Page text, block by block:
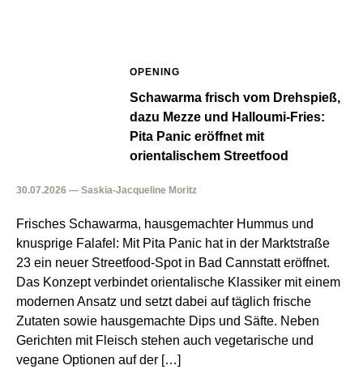
OPENING
Schawarma frisch vom Drehspieß,
dazu Mezze und Halloumi-Fries:
Pita Panic eröffnet mit
orientalischem Streetfood
30.07.2026 — Saskia-Jacqueline Moritz
Frisches Schawarma, hausgemachter Hummus und
knusprige Falafel: Mit Pita Panic hat in der Marktstraße
23 ein neuer Streetfood-Spot in Bad Cannstatt eröffnet.
Das Konzept verbindet orientalische Klassiker mit einem
modernen Ansatz und setzt dabei auf täglich frische
Zutaten sowie hausgemachte Dips und Säfte. Neben
Gerichten mit Fleisch stehen auch vegetarische und
vegane Optionen auf der […]